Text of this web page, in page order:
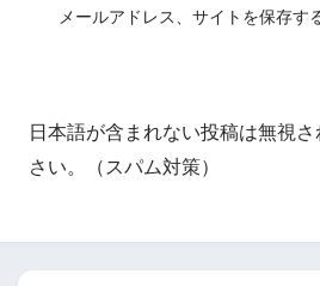
メールアドレス、サイトを保存す
日本語が含まれない投稿は無視
さい。（スパム対策）